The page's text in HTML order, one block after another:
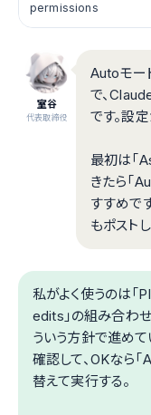
permissions
室谷
代表取締役
Autoモー
で、
です。設
最初は「
きたら「
すすめで
もポスト
私がよく使うのは
edits」の組み合わ
ういう方針で進めて
確認して、OKなら
替えて実行する。